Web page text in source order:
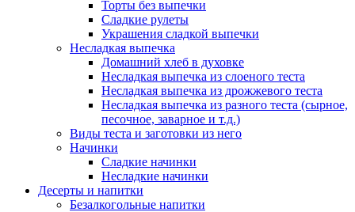
Торты без выпечки
Сладкие рулеты
Украшения сладкой выпечки
Несладкая выпечка
Домашний хлеб в духовке
Несладкая выпечка из слоеного теста
Несладкая выпечка из дрожжевого теста
Несладкая выпечка из разного теста (сырное,
песочное, заварное и т.д.)
Виды теста и заготовки из него
Начинки
Сладкие начинки
Несладкие начинки
Десерты и напитки
Безалкогольные напитки